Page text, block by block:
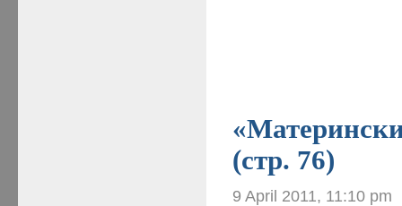
(стр. 76)
9 April 2011, 11:10 pm